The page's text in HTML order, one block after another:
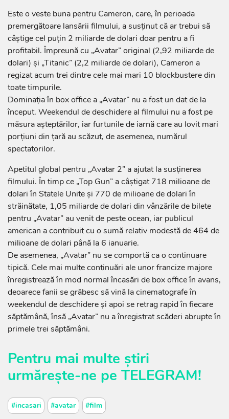
Este o veste buna pentru Cameron, care, în perioada
premergătoare lansării filmului, a susţinut că ar trebui să
câştige cel puţin 2 miliarde de dolari doar pentru a fi
profitabil. Împreună cu „Avatar” original (2,92 miliarde de
dolari) şi „Titanic” (2,2 miliarde de dolari), Cameron a
regizat acum trei dintre cele mai mari 10 blockbustere din
toate timpurile.
Dominaţia în box office a „Avatar” nu a fost un dat de la
început. Weekendul de deschidere al filmului nu a fost pe
măsura aşteptărilor, iar furtunile de iarnă care au lovit mari
porţiuni din ţară au scăzut, de asemenea, numărul
spectatorilor.
Apetitul global pentru „Avatar 2” a ajutat la susţinerea
filmului. În timp ce „Top Gun” a câştigat 718 milioane de
dolari în Statele Unite şi 770 de milioane de dolari în
străinătate, 1,05 miliarde de dolari din vânzările de bilete
pentru „Avatar” au venit de peste ocean, iar publicul
american a contribuit cu o sumă relativ modestă de 464 de
milioane de dolari până la 6 ianuarie.
De asemenea, „Avatar” nu se comportă ca o continuare
tipică. Cele mai multe continuări ale unor francize majore
înregistrează în mod normal încasări de box office în avans,
deoarece fanii se grăbesc să vină la cinematografe în
weekendul de deschidere şi apoi se retrag rapid în fiecare
săptămână, însă „Avatar” nu a înregistrat scăderi abrupte în
primele trei săptămâni.
Pentru mai multe știri
urmărește-ne pe TELEGRAM!
#incasari #avatar #film